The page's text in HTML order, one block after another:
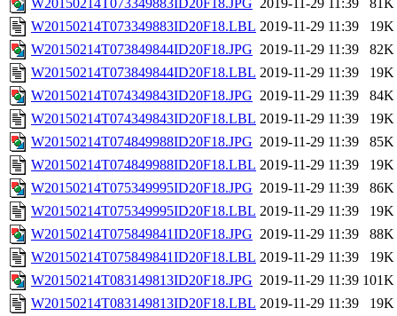
W20150214T073349883ID20F18.JPG 2019-11-29 11:39
81K
W20150214T073349883ID20F18.LBL 2019-11-29 11:39
19K
W20150214T073849844ID20F18.JPG 2019-11-29 11:39
82K
W20150214T073849844ID20F18.LBL 2019-11-29 11:39
19K
W20150214T074349843ID20F18.JPG 2019-11-29 11:39
84K
W20150214T074349843ID20F18.LBL 2019-11-29 11:39
19K
W20150214T074849988ID20F18.JPG 2019-11-29 11:39
85K
W20150214T074849988ID20F18.LBL 2019-11-29 11:39
19K
W20150214T075349995ID20F18.JPG 2019-11-29 11:39
86K
W20150214T075349995ID20F18.LBL 2019-11-29 11:39
19K
W20150214T075849841ID20F18.JPG 2019-11-29 11:39
88K
W20150214T075849841ID20F18.LBL 2019-11-29 11:39
19K
W20150214T083149813ID20F18.JPG 2019-11-29 11:39 101K
W20150214T083149813ID20F18.LBL 2019-11-29 11:39
19K